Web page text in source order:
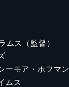
ムス（監督）
ーモア・ホフマン
ムス